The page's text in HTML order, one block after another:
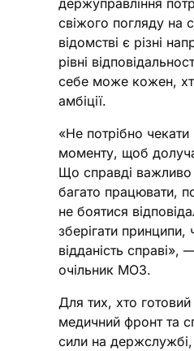
свіжого погляду на
відомстві є різні
рівні
себе може кожен,
амбіції.
«Не потрібно чекати
моменту, щоб
Що справді важливо
багато працювати,
не боятися
зберігати принципи,
відданість
очільник МОЗ.
Для тих, хто
медичний фронт та
сили на держслужбі,